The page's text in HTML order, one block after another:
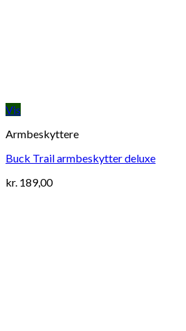
Vis
Armbeskyttere
Buck Trail armbeskytter deluxe
kr. 189,00